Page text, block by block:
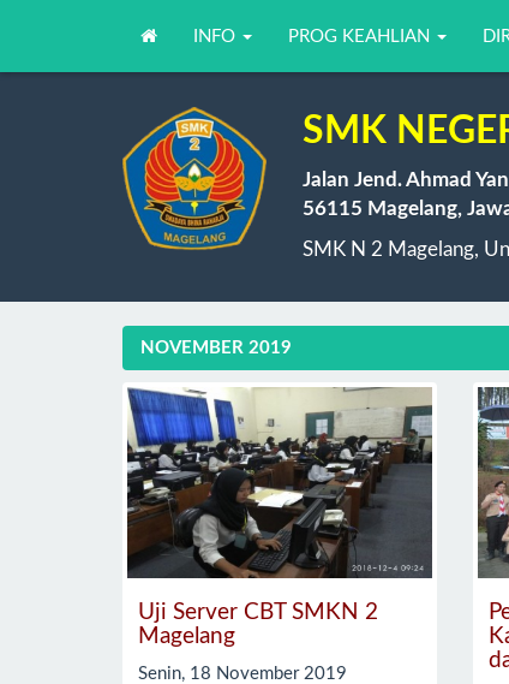
INFO PROG KEAHLIAN
SMK
Jalan Jend. Ahmad
56115 Magelang,
SMK N 2 Magelang,
NOVEMBER 2019
Uji Server CBT SMKN 2
Magelang
Senin, 18 November 2019